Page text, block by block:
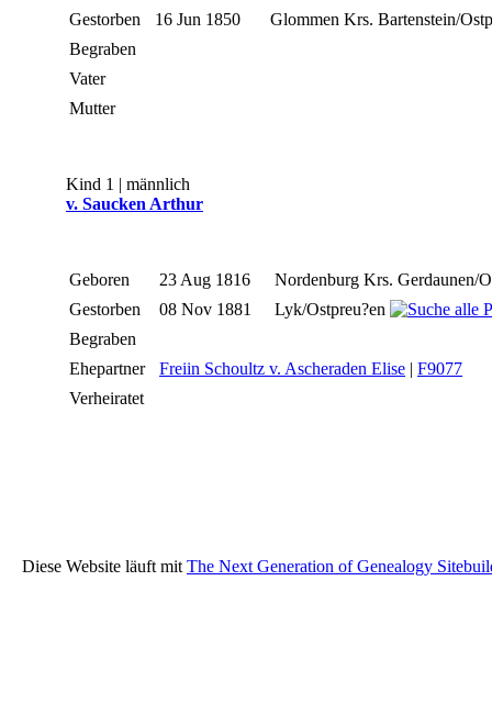
Gestorben
16 Jun 1850
Glommen Krs. Bartenstein/
Begraben
Vater
Mutter
Kind 1 | männlich
v. Saucken Arthur
Geboren 23 Aug 1816
Nordenburg Krs. Gerdaunen/
Gestorben
08 Nov 1881
Lyk/Ostpreu?en
Begraben
Ehepartner
Freiin Schoultz v. Ascheraden Elise | F9077
Verheiratet
Diese Website läuft mit The Next Generation of Genealogy